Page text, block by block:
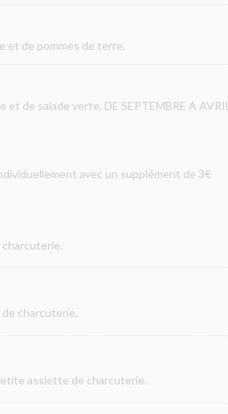
et de pommes de terre.
de salade verte. DE SEPTEMBRE A AVRIL
avec un supplément de 3€
charcuterie.
assiette de charcuterie.